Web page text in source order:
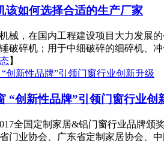
该如何选择合适的生产厂家
械，在国内工程建设项目大力发展
破碎机；用于中细破碎的细碎机、
】
“创新性品牌”引领门窗行业创
全国定制家居&铝门窗行业品牌
门业协会、广东省定制家居协会、